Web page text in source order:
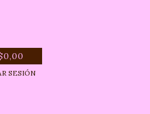
SESIÓN